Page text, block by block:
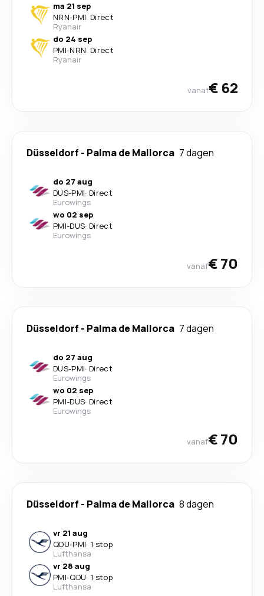
ma 21 sep
NRN-PMI· Direct
Ryanair
do 24 sep
PMI-NRN· Direct
Ryanair
vanaf€ 62
Düsseldorf - Palma de Mallorca 7 dagen
do 27 aug
DUS-PMI· Direct
Eurowings
wo 02 sep
PMI-DUS· Direct
Eurowings
vanaf€ 70
Düsseldorf - Palma de Mallorca 7 dagen
do 27 aug
DUS-PMI· Direct
Eurowings
wo 02 sep
PMI-DUS· Direct
Eurowings
vanaf€ 70
Düsseldorf - Palma de Mallorca 8 dagen
vr 21 aug
QDU-PMI· 1 stop
Lufthansa
vr 28 aug
PMI-QDU· 1 stop
Lufthansa